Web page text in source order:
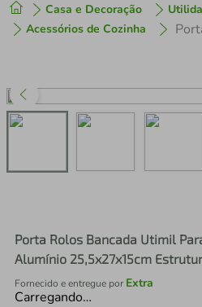
Casa e Decoração
Acessórios de Cozinha
Porta Rolos Bancada Utimil
Alumínio 25,5x27x15cm
Fornecido e entregue por Extra
Carregando…
1º tenis
3º perfume